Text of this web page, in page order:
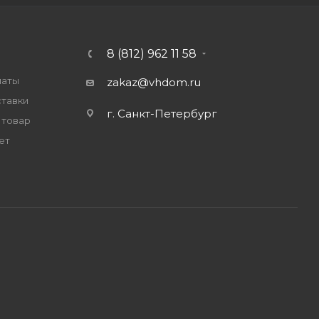
товар
8 (812) 962 11 58
zakaz@vhdom.ru
г. Санкт-Петербург